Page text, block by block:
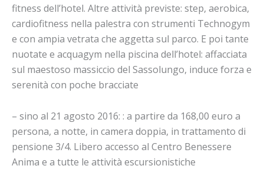
fitness dell’hotel. Altre attività previste: step, aerobica,
cardiofitness nella palestra con strumenti Technogym
e con ampia vetrata che aggetta sul parco. E poi tante
nuotate e acquagym nella piscina dell’hotel: affacciata
sul maestoso massiccio del Sassolungo, induce forza e
serenità con poche bracciate
– sino al 21 agosto 2016: : a partire da 168,00 euro a
persona, a notte, in camera doppia, in trattamento di
pensione 3/4. Libero accesso al Centro Benessere
Anima e a tutte le attività escursionistiche